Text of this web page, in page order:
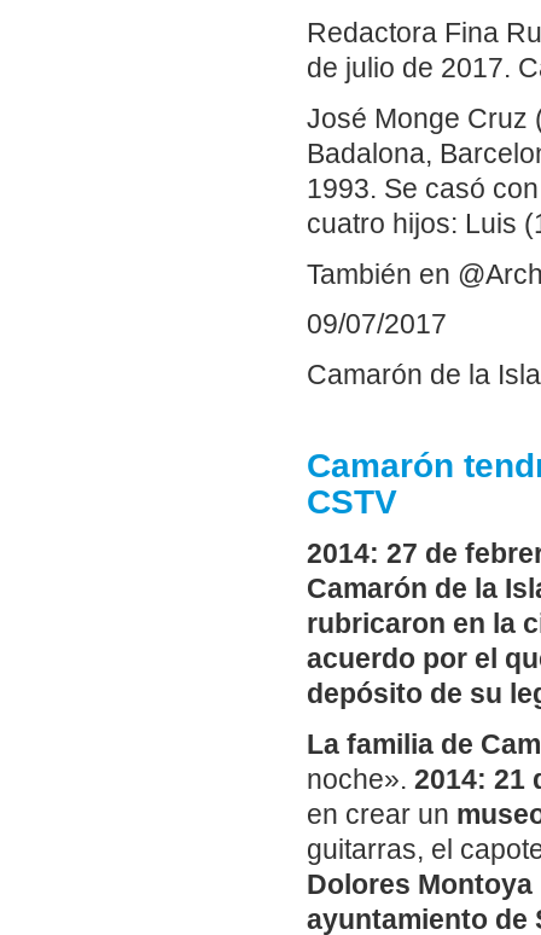
Redactora Fina
de julio de 2017.
José Monge Cruz
Badalona,
1993. Se casó
cuatro hijos: Luis
También en
09/07/2017
Camarón de la
Camarón
CSTV
2014: 27 de
Camarón de la
rubricaron en la
acuerdo por el
depósito de su
La familia de
noche». 2014: 21
en crear un
guitarras, el
Dolores
ayuntamiento de